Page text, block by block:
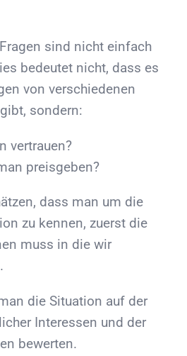
sind nicht einfach
bedeutet nicht, dass es
von verschiedenen
sondern:
vertrauen?
preisgeben?
dass man um die
zu kennen, zuerst die
muss in die wir
die Situation auf der
Interessen und der
bewerten.